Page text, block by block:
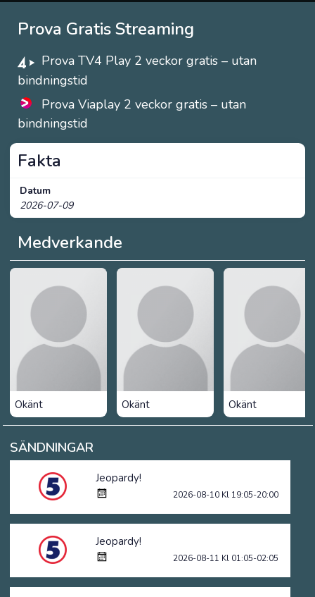
Prova Gratis Streaming
Prova TV4 Play 2 veckor gratis – utan
bindningstid
Prova Viaplay 2 veckor gratis – utan
bindningstid
Medverkande
Okänt Okänt Okänt
Fakta
Datum
2026-07-09
SÄNDNINGAR
Jeopardy!
2026-08-10 Kl 19:05-20:00
Jeopardy!
2026-08-11 Kl 01:05-02:05